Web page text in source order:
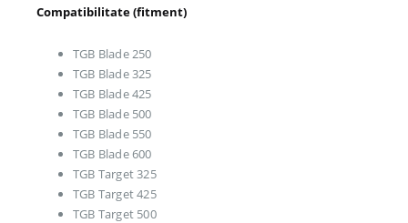
Compatibilitate (fitment)
TGB Blade 250
TGB Blade 325
TGB Blade 425
TGB Blade 500
TGB Blade 550
TGB Blade 600
TGB Target 325
TGB Target 425
TGB Target 500